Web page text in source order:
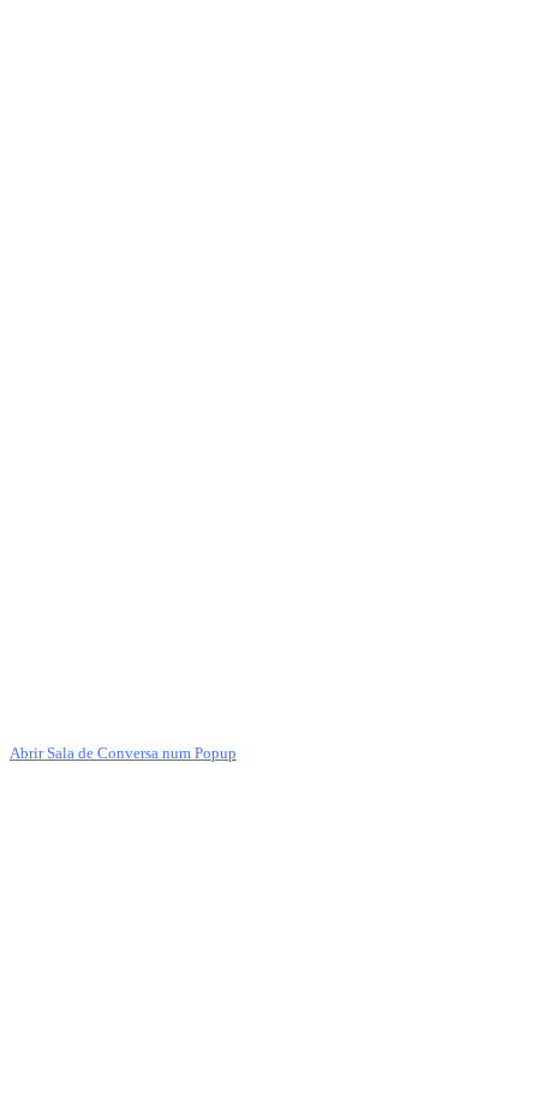
Abrir Sala de Conversa num Popup